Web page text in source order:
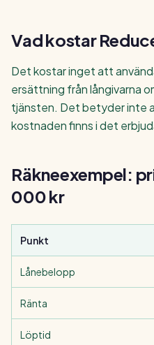
Vad kostar
Det kostar inget att
ersättning från långivarna
tjänsten. Det betyder inte
kostnaden finns i det
Räkneexempel:
000 kr
Punkt
Lånebelopp
Ränta
Löptid